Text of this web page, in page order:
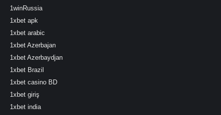
1winRussia
1xbet apk
1xbet arabic
1xbet Azerbajan
1xbet Azerbaydjan
1xbet Brazil
1xbet casino BD
1xbet giriş
1xbet india